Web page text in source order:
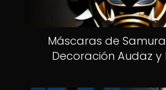
Máscaras de
Decoración Audaz y